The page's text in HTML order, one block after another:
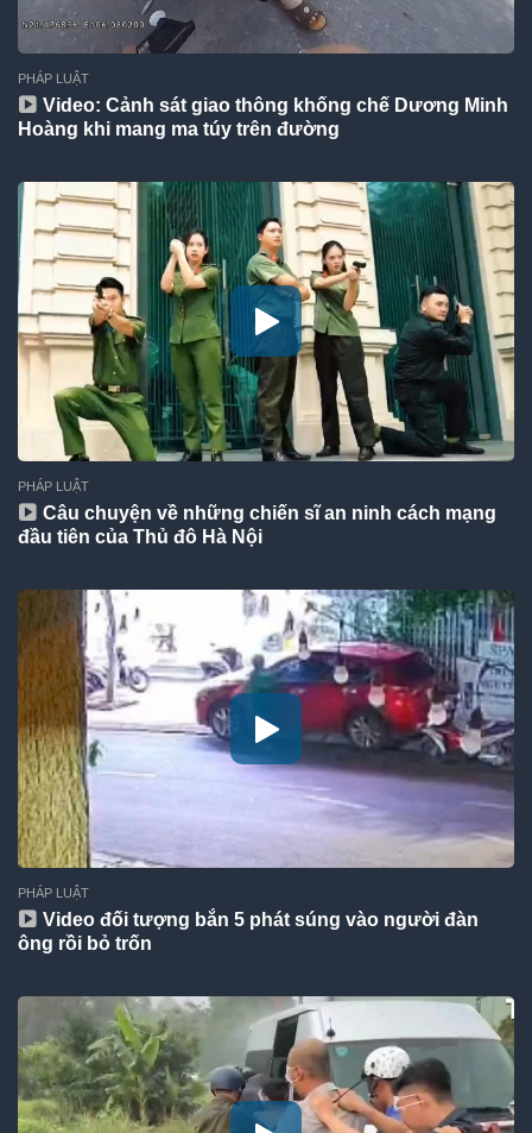
PHÁP LUẬT
Video: Cảnh sát giao thông khống chế Dương Minh
Hoàng khi mang ma túy trên đường
PHÁP LUẬT
Câu chuyện về những chiến sĩ an ninh cách mạng
đầu tiên của Thủ đô Hà Nội
PHÁP LUẬT
Video đối tượng bắn 5 phát súng vào người đàn
ông rồi bỏ trốn